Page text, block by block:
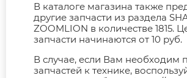
В каталоге магазина также
другие запчасти из раздела
ZOOMLION в количестве 1815.
запчасти начинаются от 10 руб.
В случае, если Вам необходим
запчастей к технике,